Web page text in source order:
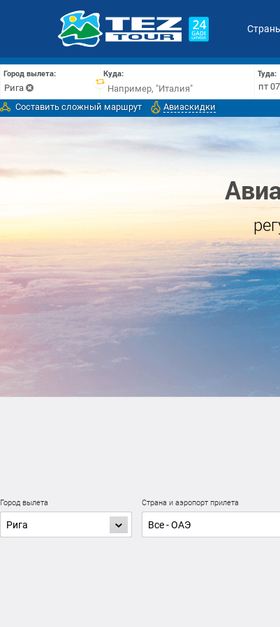
Город вылета:
Рига
Куда: Туда:
Составить сложный маршрут Авиаскидки
Город вылета
Рига
Страна и аэропорт прилета
Все - ОАЭ